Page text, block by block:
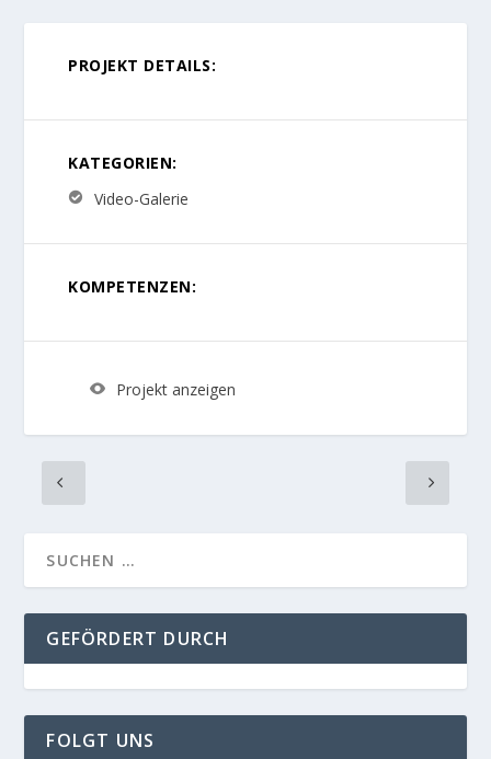
PROJEKT DETAILS:
KATEGORIEN:
Video-Galerie
KOMPETENZEN:
Projekt anzeigen
GEFÖRDERT DURCH
FOLGT UNS